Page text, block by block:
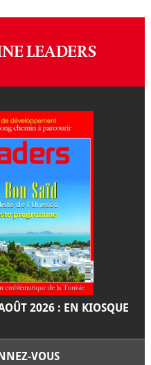
LEADERS
2026 : EN KIOSQUE
VOUS